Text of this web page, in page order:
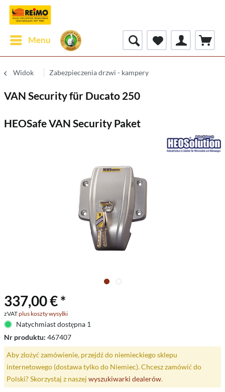
Menu
Widok Zabezpieczenia drzwi - kampery
VAN Security für Ducato 250
HEOSafe VAN Security Paket
337,00 € *
zVATplus koszty wysyłki
Natychmiast dostępna 1
Nr produktu: 467407
Aby złożyć zamówienie, przejdź do niemieckiego sklepu
internetowego (dostawa tylko do Niemiec). Chcesz zamówić do
Polski? Skorzystaj z naszej wyszukiwarki dealerów.